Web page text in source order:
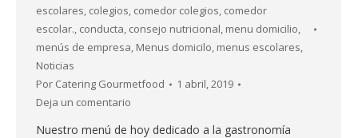
escolares, colegios, comedor colegios, comedor
escolar., conducta, consejo nutricional, menu domicilio,
menús de empresa, Menus domicilo, menus escolares,
Noticias
Por Catering Gourmetfood
1 abril, 2019
Deja un comentario
Nuestro menú de hoy dedicado a la gastronomía